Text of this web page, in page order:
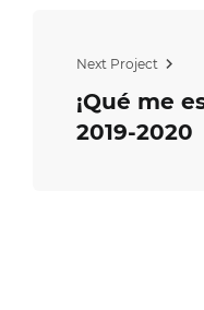
Next Project
¡Qué me
2019-2020